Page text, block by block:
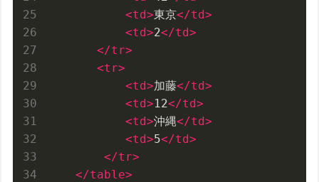
<td>東京</td>
<td>2</td>
</tr>
<tr>
<td>加藤</td>
<td>12</td>
<td>沖縄</td>
<td>5</td>
</tr>
</table>